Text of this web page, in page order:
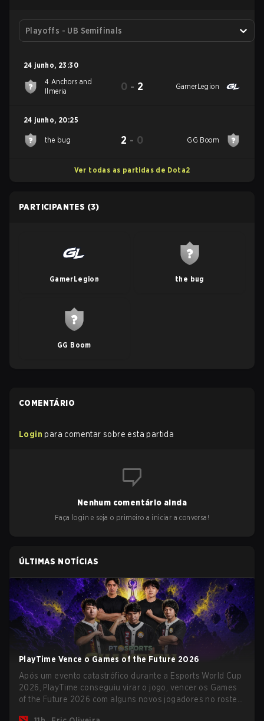
Playoffs - UB Semifinals
24 junho, 23:30
4 Anchors and
Ilmeria
0 - 2 GamerLegion
24 junho, 20:25
the bug 2 - 0 GG Boom
Ver todas as partidas de Dota2
PARTICIPANTES (3)
GamerLegion the bug
GG Boom
COMENTÁRIO
Login para comentar sobre esta partida
Nenhum comentário ainda
Faça login e seja o primeiro a iniciar a conversa!
ÚLTIMAS NOTÍCIAS
PlayTime Vence o Games of the Future 2026
Após um evento catastrófico durante a Esports World Cup
2026, PlayTime conseguiu virar o jogo, vencer os Games
of the Future 2026 com alguns novos jogadores no roster